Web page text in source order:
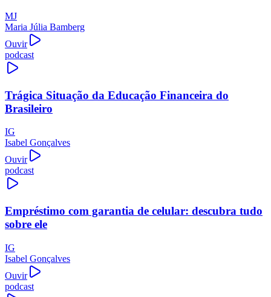
MJ
Maria Júlia Bamberg
Ouvir
podcast
Trágica Situação da Educação Financeira do
Brasileiro
IG
Isabel Gonçalves
Ouvir
podcast
Empréstimo com garantia de celular: descubra tudo
sobre ele
IG
Isabel Gonçalves
Ouvir
podcast